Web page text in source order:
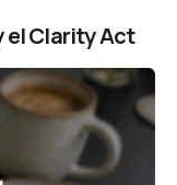
el Clarity Act